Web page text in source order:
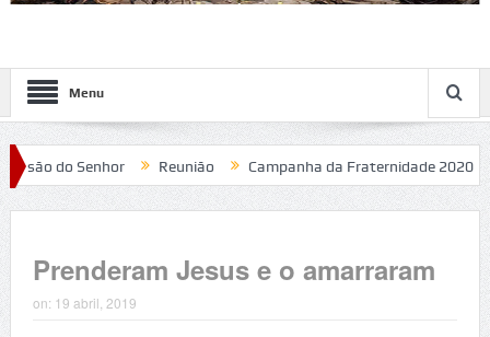
Menu
Senhor Reunião Campanha da Fraternidade 2020
Prenderam Jesus e o amarraram
on: 19 abril, 2019